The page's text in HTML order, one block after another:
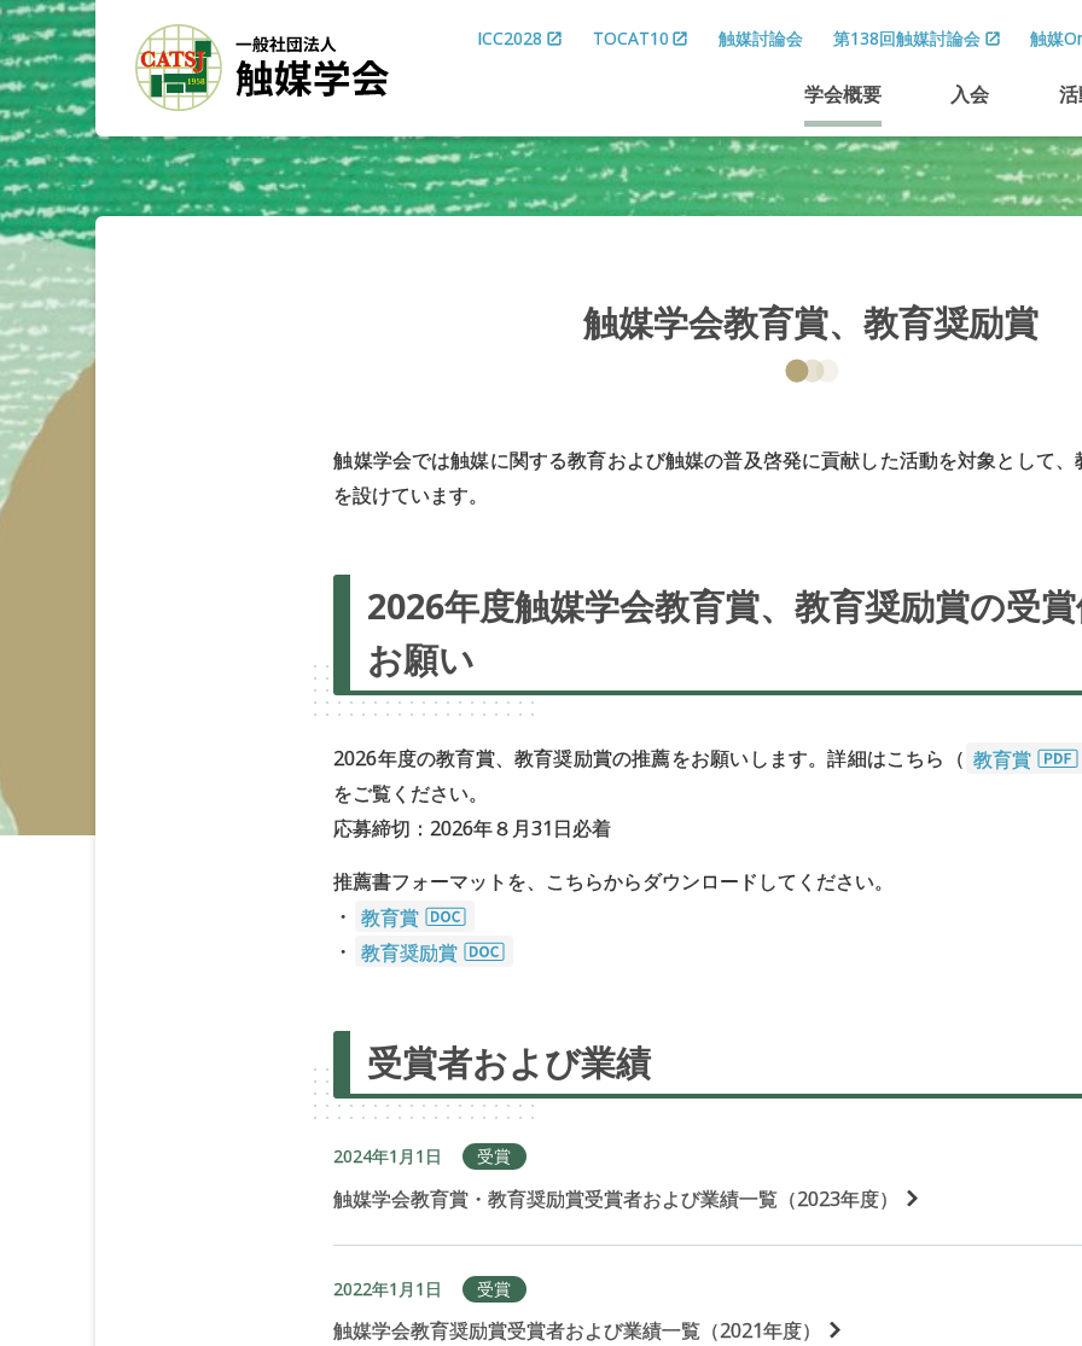
ICC2028 TOCAT10 触媒討論会 第138回触媒討論会 触媒
学会概要 入会
触媒学会教育賞、教育奨励賞
触媒学会では触媒に関する教育および触媒の普及啓発に貢献した活動を対象として
を設けています。
2026年度触媒学会教育賞、教育奨励賞の受
お願い
2026年度の教育賞、教育奨励賞の推薦をお願いします。詳細はこちら（ 教育賞
をご覧ください。
応募締切：2026年８⽉31⽇必着
推薦書フォーマットを、こちらからダウンロードしてください。
・ 教育賞
・ 教育奨励賞
受賞者および業績
2024年1月1日 受賞
触媒学会教育賞・教育奨励賞受賞者および業績一覧（2023年度）
2022年1月1日 受賞
触媒学会教育奨励賞受賞者および業績一覧（2021年度）